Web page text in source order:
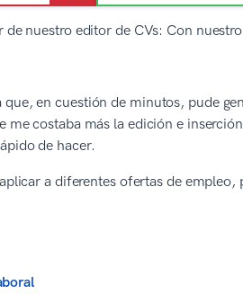
nuestro editor de CVs: Con
en cuestión de minutos, pude
costaba más la edición e
de hacer.
a diferentes ofertas de empleo,